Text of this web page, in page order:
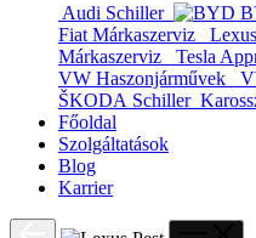
Audi Schiller
Fiat Márkaszerviz
Márkaszerviz
Tesla
VW Haszonjárművek
ŠKODA Schiller
Főoldal
Szolgáltatások
Blog
Karrier